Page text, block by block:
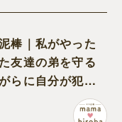
棒｜私がやった
友達の弟を守る
らに自分が犯人